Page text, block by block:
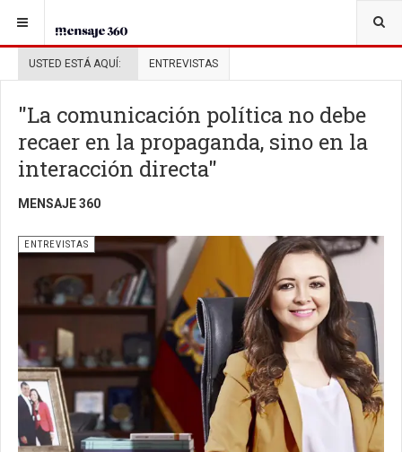
USTED ESTÁ AQUÍ: ENTREVISTAS
"La comunicación política no debe
recaer en la propaganda, sino en la
interacción directa"
MENSAJE 360
ENTREVISTAS